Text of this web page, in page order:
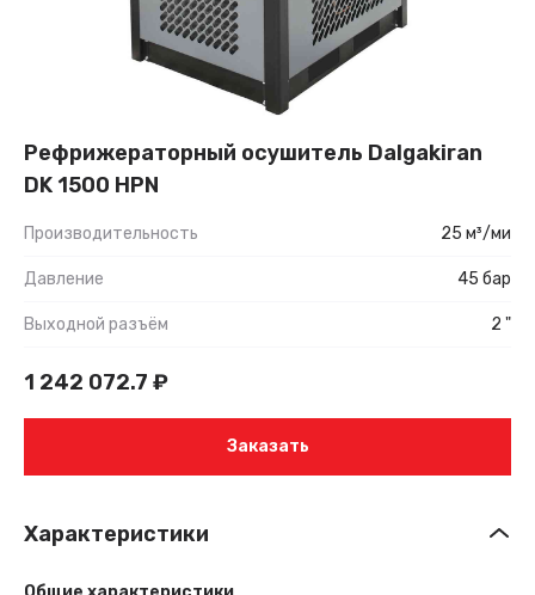
Рефрижераторный осушитель Dalgakiran
DK 1500 HPN
Производительность 25 м³/ми
Давление 45 бар
Выходной разъём 2 "
1 242 072.7 ₽
Заказать
Характеристики